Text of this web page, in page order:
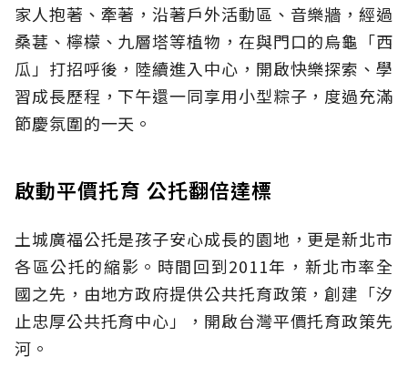
家人抱著、牽著，沿著戶外活動區、音樂牆，經過
桑葚、檸檬、九層塔等植物，在與門口的烏龜「西
瓜」打招呼後，陸續進入中心，開啟快樂探索、學
習成長歷程，下午還一同享用小型粽子，度過充滿
節慶氛圍的一天。
啟動平價托育 公托翻倍達標
土城廣福公托是孩子安心成長的園地，更是新北市
各區公托的縮影。時間回到2011年，新北市率全
國之先，由地方政府提供公共托育政策，創建「汐
止忠厚公共托育中心」，開啟台灣平價托育政策先
河。